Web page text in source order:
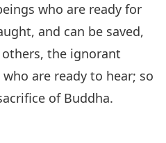
истории: Заслугите
благотворителността и
и Брама моли
Дарма, част 7 от 10
2019-08-20 7266Преглед
who are ready for
and can be saved,
others, the ignorant
are ready to hear; so
of Buddha.